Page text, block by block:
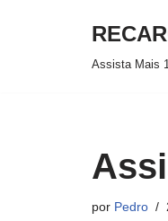
Assista Mais
por Pedro